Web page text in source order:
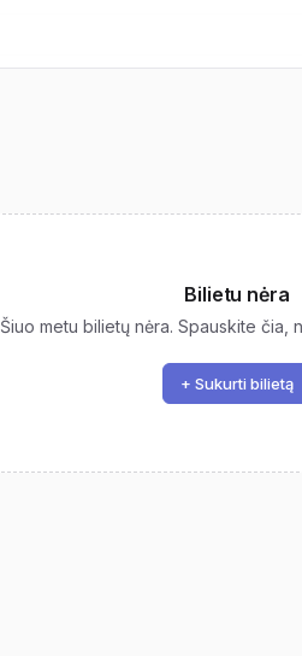
Bilietu nėra
Šiuo metu bilietų nėra. Spauskite čia,
+ Sukurti bilietą